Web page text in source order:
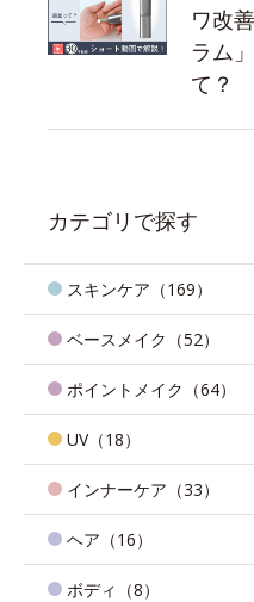
ワ改
ラム
て？
カテゴリで探す
スキンケア（169）
ベースメイク（52）
ポイントメイク（64）
UV（18）
インナーケア（33）
ヘア（16）
ボディ（8）